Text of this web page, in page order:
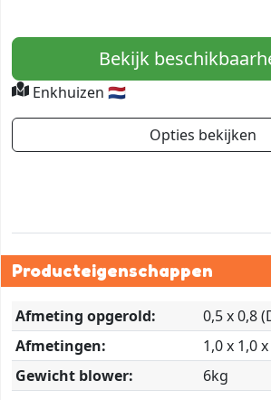
Bekijk
Enkhuizen 🇳🇱
Opties bekijken
Producteigenschappen
Afmeting opgerold:
0,5 x 0,8
Afmetingen:
1,0 x 1,0
Gewicht blower:
6kg